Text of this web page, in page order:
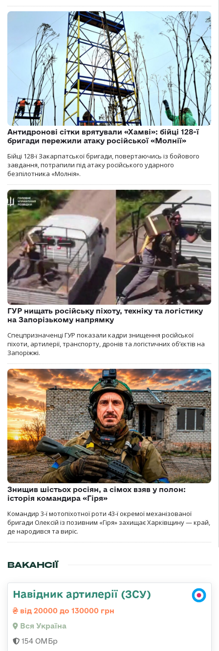
Антидронові сітки врятували «Хамві»: бійці 128-ї
бригади пережили атаку російської «Молнії»
Бійці 128-ї Закарпатської бригади, повертаючись із бойового
завдання, потрапили під атаку російського ударного
безпілотника «Молнія».
ГУР нищать російську піхоту, техніку та логістику
на Запорізькому напрямку
Спецпризначенці ГУР показали кадри знищення російської
піхоти, артилерії, транспорту, дронів та логістичних об’єктів на
Запоріжжі.
Знищив шістьох росіян, а сімох взяв у полон:
історія командира «Гіря»
Командир 3-ї мотопіхотної роти 43-ї окремої механізованої
бригади Олексій із позивним «Гіря» захищає Харківщину — край,
де народився та виріс.
ВАКАНСІЇ
Навідник артилерії (ЗСУ)
від 20000 до 130000 грн
Вся Україна
154 ОМБр